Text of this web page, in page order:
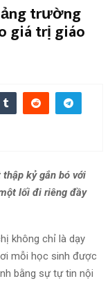
trường
giá trị giáo
thập kỷ gắn bó với
lối đi riêng đầy
không chỉ là dạy
mỗi học sinh được
bằng sự tự tin nội